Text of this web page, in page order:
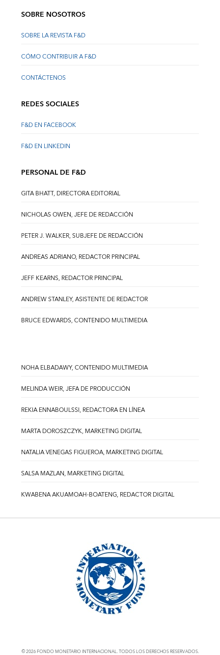
SOBRE NOSOTROS
SOBRE LA REVISTA F&D
CÓMO CONTRIBUIR A F&D
CONTÁCTENOS
REDES SOCIALES
F&D EN FACEBOOK
F&D EN LINKEDIN
PERSONAL DE F&D
GITA BHATT, DIRECTORA EDITORIAL
NICHOLAS OWEN, JEFE DE REDACCIÓN
PETER J. WALKER, SUBJEFE DE REDACCIÓN
ANDREAS ADRIANO, REDACTOR PRINCIPAL
JEFF KEARNS, REDACTOR PRINCIPAL
ANDREW STANLEY, ASISTENTE DE REDACTOR
BRUCE EDWARDS, CONTENIDO MULTIMEDIA
NOHA ELBADAWY, CONTENIDO MULTIMEDIA
MELINDA WEIR, JEFA DE PRODUCCIÓN
REKIA ENNABOULSSI, REDACTORA EN LÍNEA
MARTA DOROSZCZYK, MARKETING DIGITAL
NATALIA VENEGAS FIGUEROA, MARKETING DIGITAL
SALSA MAZLAN, MARKETING DIGITAL
KWABENA AKUAMOAH-BOATENG, REDACTOR DIGITAL
© 2026 FONDO MONETARIO INTERNACIONAL. TODOS LOS DERECHOS RESERVADOS.